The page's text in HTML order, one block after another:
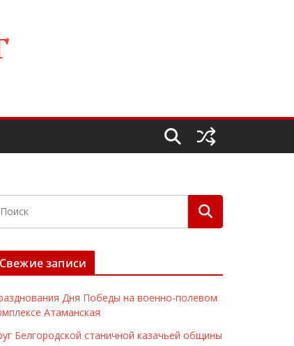
Свежие записи
Дня Победы на военно-полевом
Атаманская
Белгородской станичной казачьей общины